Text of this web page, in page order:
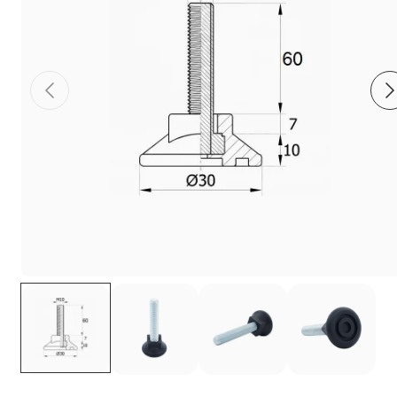
Фиксаторы - барашки
Заглушки для труб с резьбой
Пластиковые спинки и сиденья для
стульев
парт
Комплектующие для мебели